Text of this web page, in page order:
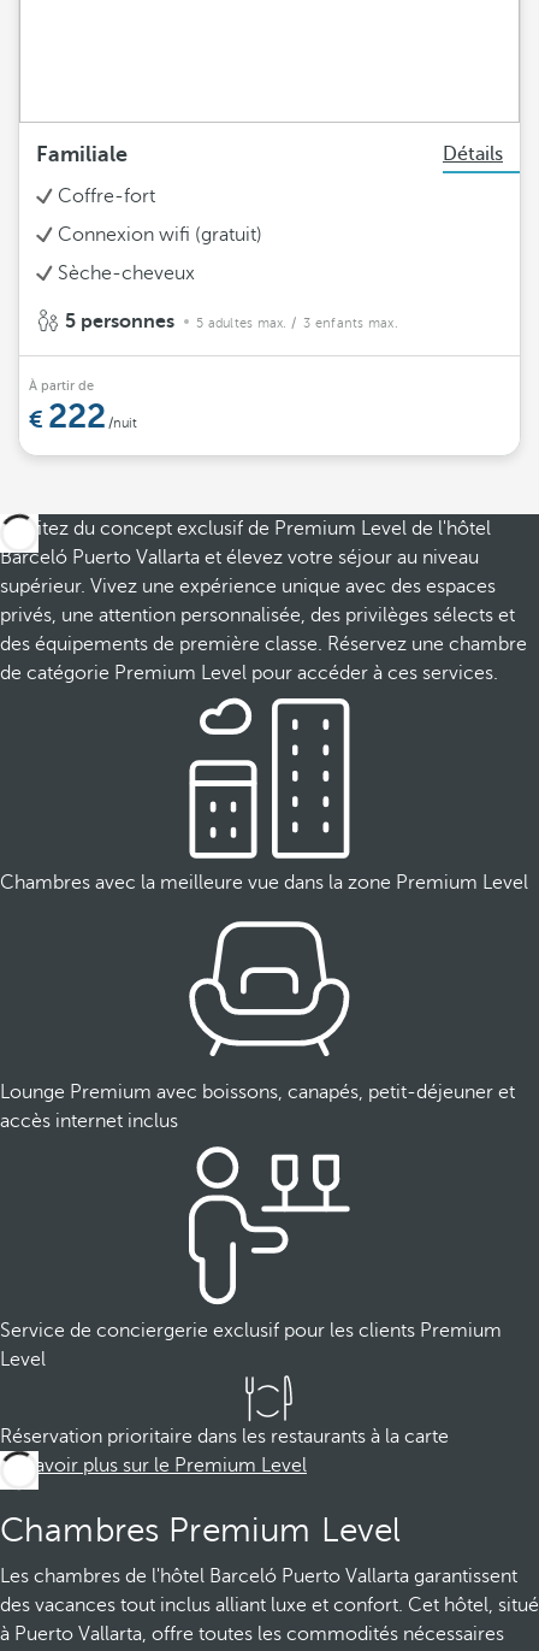
Familiale
Détails
Coffre-fort
Connexion wifi (gratuit)
Sèche-cheveux
5 personnes 5 adultes max. / 3 enfants max.
À partir de
222 /nuit
Profitez du concept exclusif de Premium Level de l'hôtel
Barceló Puerto Vallarta et élevez votre séjour au niveau
supérieur. Vivez une expérience unique avec des espaces
privés, une attention personnalisée, des privilèges sélects et
des équipements de première classe. Réservez une chambre
de catégorie Premium Level pour accéder à ces services.
Chambres avec la meilleure vue dans la zone Premium Level
Lounge Premium avec boissons, canapés, petit-déjeuner et
accès internet inclus
Service de conciergerie exclusif pour les clients Premium
Level
Réservation prioritaire dans les restaurants à la carte
En savoir plus sur le Premium Level
Chambres Premium Level
Les chambres de l'hôtel Barceló Puerto Vallarta garantissent
des vacances tout inclus alliant luxe et confort. Cet hôtel, situé
à Puerto Vallarta, offre toutes les commodités nécessaires